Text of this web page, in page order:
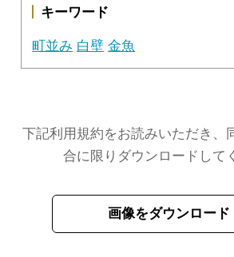
キーワード
町並み 白壁 金魚
下記利用規約をお読みいただき、
合に限りダウンロードして
画像をダウンロード